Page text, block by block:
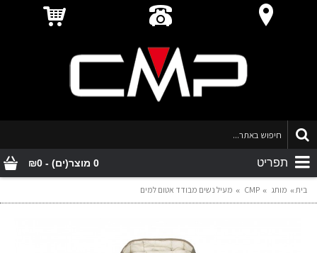
0 מוצר(ים) - ₪0 תפריט
בית מותג CMP מעיל נשים מבודד אטום למים